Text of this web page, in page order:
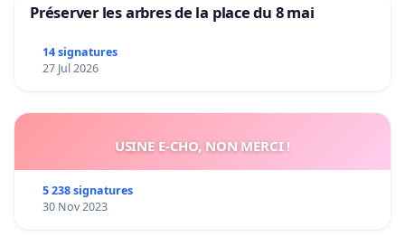
Préserver les arbres de la place du 8 mai
14 signatures
27 Jul 2026
USINE E-CHO, NON MERCI !
5 238 signatures
30 Nov 2023